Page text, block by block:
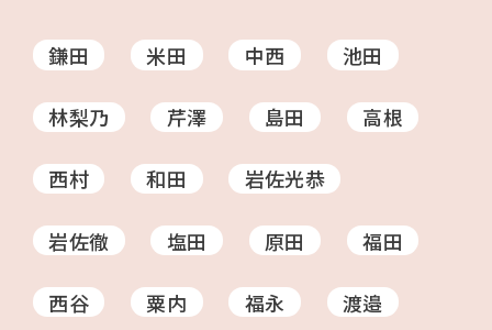
鎌田 米田 中西 池田
林梨乃 芹澤 島田 高根
西村 和田 岩佐光恭
岩佐徹 塩田 原田 福田
西谷 粟内 福永 渡邉